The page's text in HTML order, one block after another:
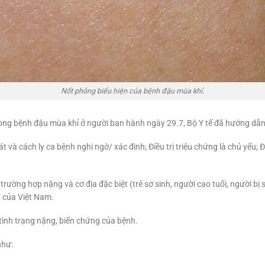
Nốt phỏng biểu hiện của bệnh đậu mùa khỉ.
bệnh đậu mùa khỉ ở người ban hành ngày 29.7, Bộ Y tế đã hướng
và cách ly ca bệnh nghi ngờ/ xác định; Điều trị triệu chứng là chủ yếu;
hợp nặng và cơ địa đặc biệt (trẻ sơ sinh, người cao tuổi, người bị
Việt Nam.
trạng nặng, biến chứng của bệnh.